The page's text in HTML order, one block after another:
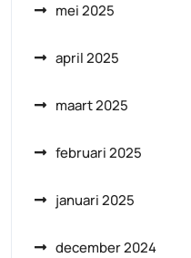
mei 2025
april 2025
maart 2025
februari 2025
januari 2025
december 2024